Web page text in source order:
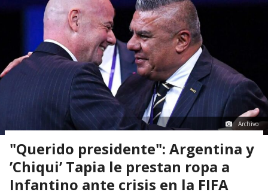
Archivo
"Querido presidente": Argentina y
’Chiqui’ Tapia le prestan ropa a
Infantino ante crisis en la FIFA